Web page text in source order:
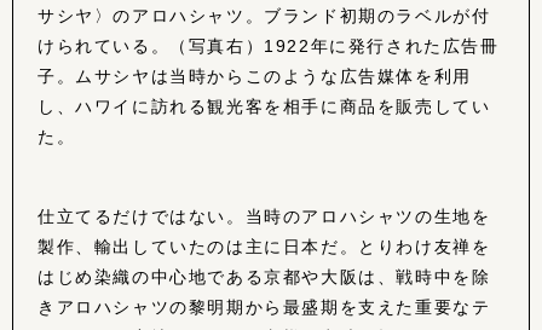
サシヤ〉のアロハシャツ。ブランド初期のラベルが付
けられている。（写真右）1922年に発行された広告冊
子。ムサシヤは当時からこのような広告媒体を利用
し、ハワイに訪れる観光客を相手に商品を販売してい
た。
仕立てるだけではない。当時のアロハシャツの生地を
製作、輸出していたのは主に日本だ。とりわけ友禅を
はじめ染織の中心地である京都や大阪は、戦時中を除
きアロハシャツの黎明期から最盛期を支えた重要なテ